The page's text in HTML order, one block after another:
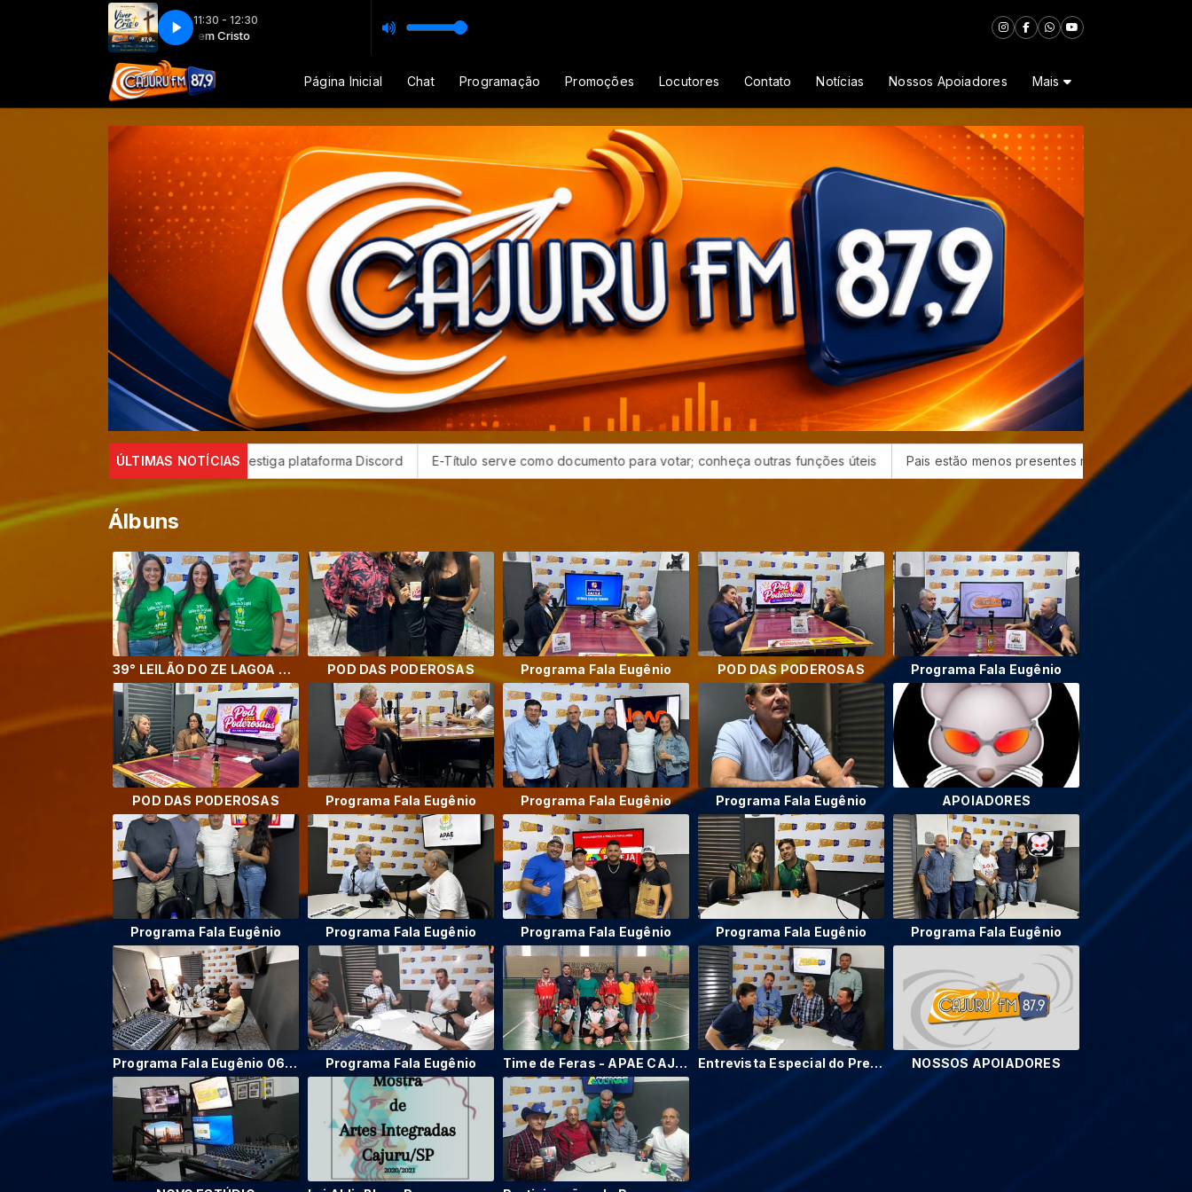
11:30 - 12:30
Viver em Cristo Viver em Cristo
Página Inicial Chat Programação Promoções Locutores Contato Notícias Nossos Apoiadores Mais
ÚLTIMAS NOTÍCIAS
de Proteção de Dados investiga plataforma Discord E-Título serve como documento para votar; conheça outras funções úteis Pais estão menos presentes na criação de filhos, aponta
Álbuns
39° LEILÃO DO ZE LAGOA EM PROL DA APAE DE CAJURU POD DAS PODEROSAS Programa Fala Eugênio POD DAS PODEROSAS Programa Fala Eugênio
POD DAS PODEROSAS Programa Fala Eugênio Programa Fala Eugênio Programa Fala Eugênio APOIADORES
Programa Fala Eugênio Programa Fala Eugênio Programa Fala Eugênio Programa Fala Eugênio Programa Fala Eugênio
Programa Fala Eugênio 06/12/2025 Programa Fala Eugênio Time de Feras - APAE CAJURU Entrevista Especial do Prefeito Alex Moretini, Vereador João Gregório, Deputado Federal Baleia Rossi e Deputado estadual Léo Oliveira. NOSSOS APOIADORES